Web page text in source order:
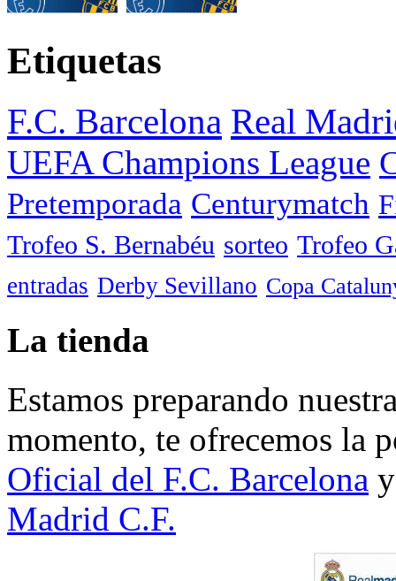
Etiquetas
F.C. Barcelona Real
UEFA Champions League
Pretemporada Centurymatch
Trofeo S. Bernabéu sorteo Trofeo
entradas Derby Sevillano Copa
La tienda
Estamos preparando
momento, te ofrecemos la
Oficial del F.C. Barcelona
Madrid C.F.